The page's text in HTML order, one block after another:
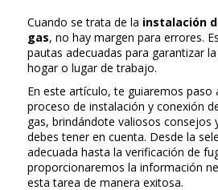
Cuando se trata de la instalación
gas, no hay margen para errores.
pautas adecuadas para garantizar
hogar o lugar de trabajo.
En este artículo, te guiaremos paso
proceso de instalación y conexión
gas, brindándote valiosos consejos
debes tener en cuenta. Desde la
adecuada hasta la verificación de
proporcionaremos la información
esta tarea de manera exitosa.